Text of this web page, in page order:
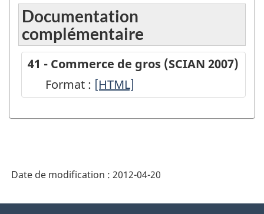
Documentation
complémentaire
41 - Commerce de gros (SCIAN 2007)
Format : 41
Commerce
(SCIAN
2007)
[HTML]
Date de modification : 2012-04-20